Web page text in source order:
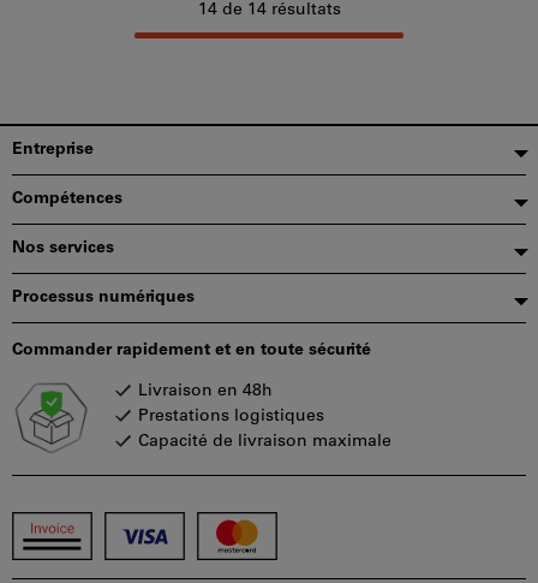
14de 14 résultats
Pied
de
page
Entreprise
Compétences
Nos services
Processus numériques
Commander rapidement et en toute sécurité
Livraison en 48h
Prestations logistiques
Capacité de livraison maximale